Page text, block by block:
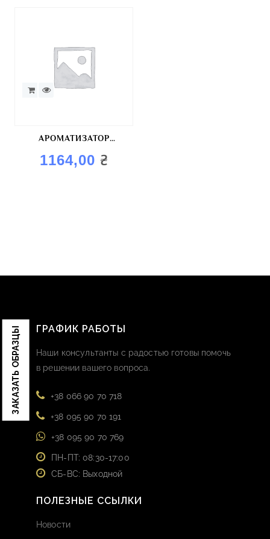
ЗАКАЗАТЬ ОБРАЗЦЫ
АРОМАТИЗАТОР
«ПАПРИКА»
1164,00 ₴
ГРАФИК РАБОТЫ
Наши консультанты с радостью готовы помочь
в решении вашего вопроса.
+38 066 90 70 718
+38 095 90 70 191
+38 095 90 70 769
ПН-ПТ: 08:30-17:00
СБ-ВС: Выходной
ПОЛЕЗНЫЕ ССЫЛКИ
Новости